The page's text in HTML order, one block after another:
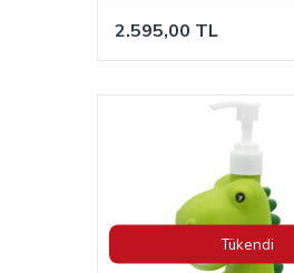
2.595,00 TL
Tükendi